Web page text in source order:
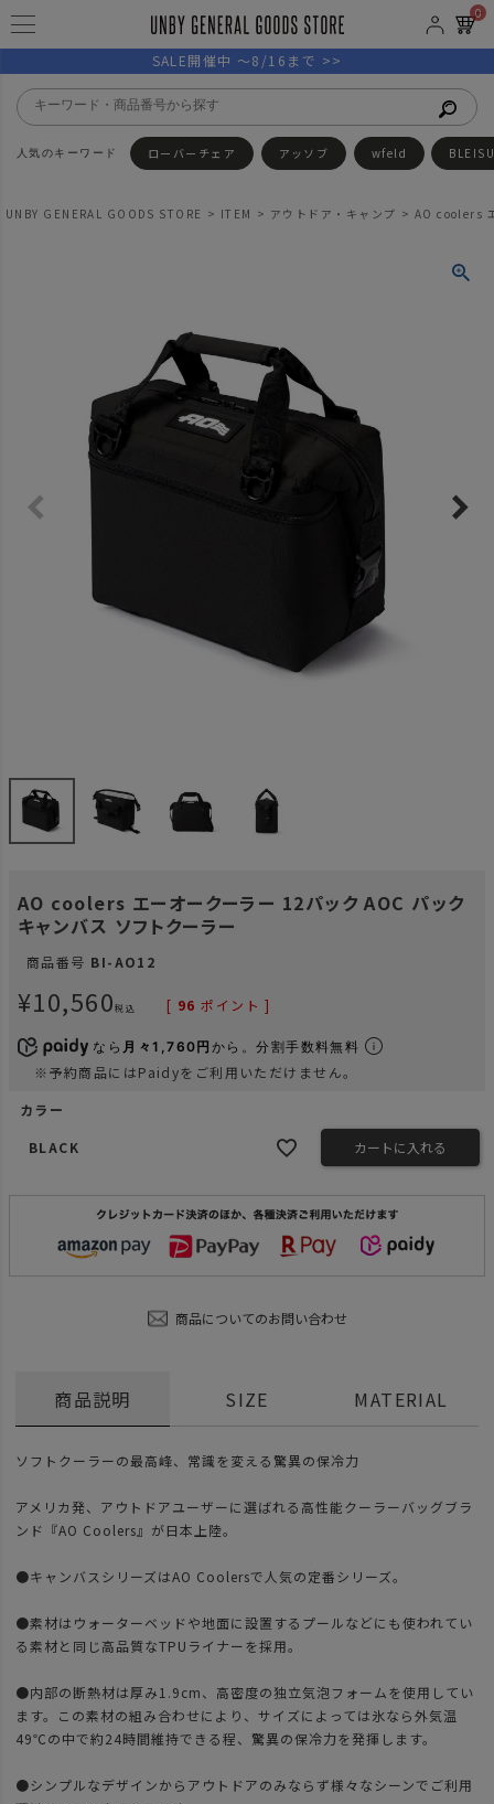
0
SALE開催中 ～8/16まで >>
ローバーチェア アッソブ wfeld
UNBY GENERAL GOODS STORE ITEM アウトドア・キャンプ AO coolers
AO coolers エーオークーラー 12パック AOC パック
キャンバス ソフトクーラー
商品番号 BI-AO12
¥10,560税込 [ 96 ポイント ]
なら 月々1,760円 から。分割手数料無料
※予約商品にはPaidyをご利用いただけません。
カラー
BLACK
カートに入れる
商品についてのお問い合わせ
商品説明
ソフトクーラーの最高峰、常識を変える驚異の保冷力
アメリカ発、アウトドアユーザーに選ばれる高性能クーラーバッグブラ
ンド『AO Coolers』が日本上陸。
●キャンバスシリーズはAO Coolersで人気の定番シリーズ。
●素材はウォーターベッドや地面に設置するプールなどにも使われてい
る素材と同じ高品質なTPUライナーを採用。
●内部の断熱材は厚み1.9cm、高密度の独立気泡フォームを使用してい
ます。この素材の組み合わせにより、サイズによっては氷なら外気温
49℃の中で約24時間維持できる程、驚異の保冷力を発揮します。
●シンプルなデザインからアウトドアのみならず様々なシーンでご利用
SIZE MATERIAL